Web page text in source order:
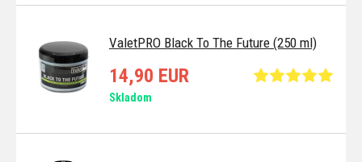
ValetPRO Black To The Future (250 ml)
14,90 EUR
Skladom